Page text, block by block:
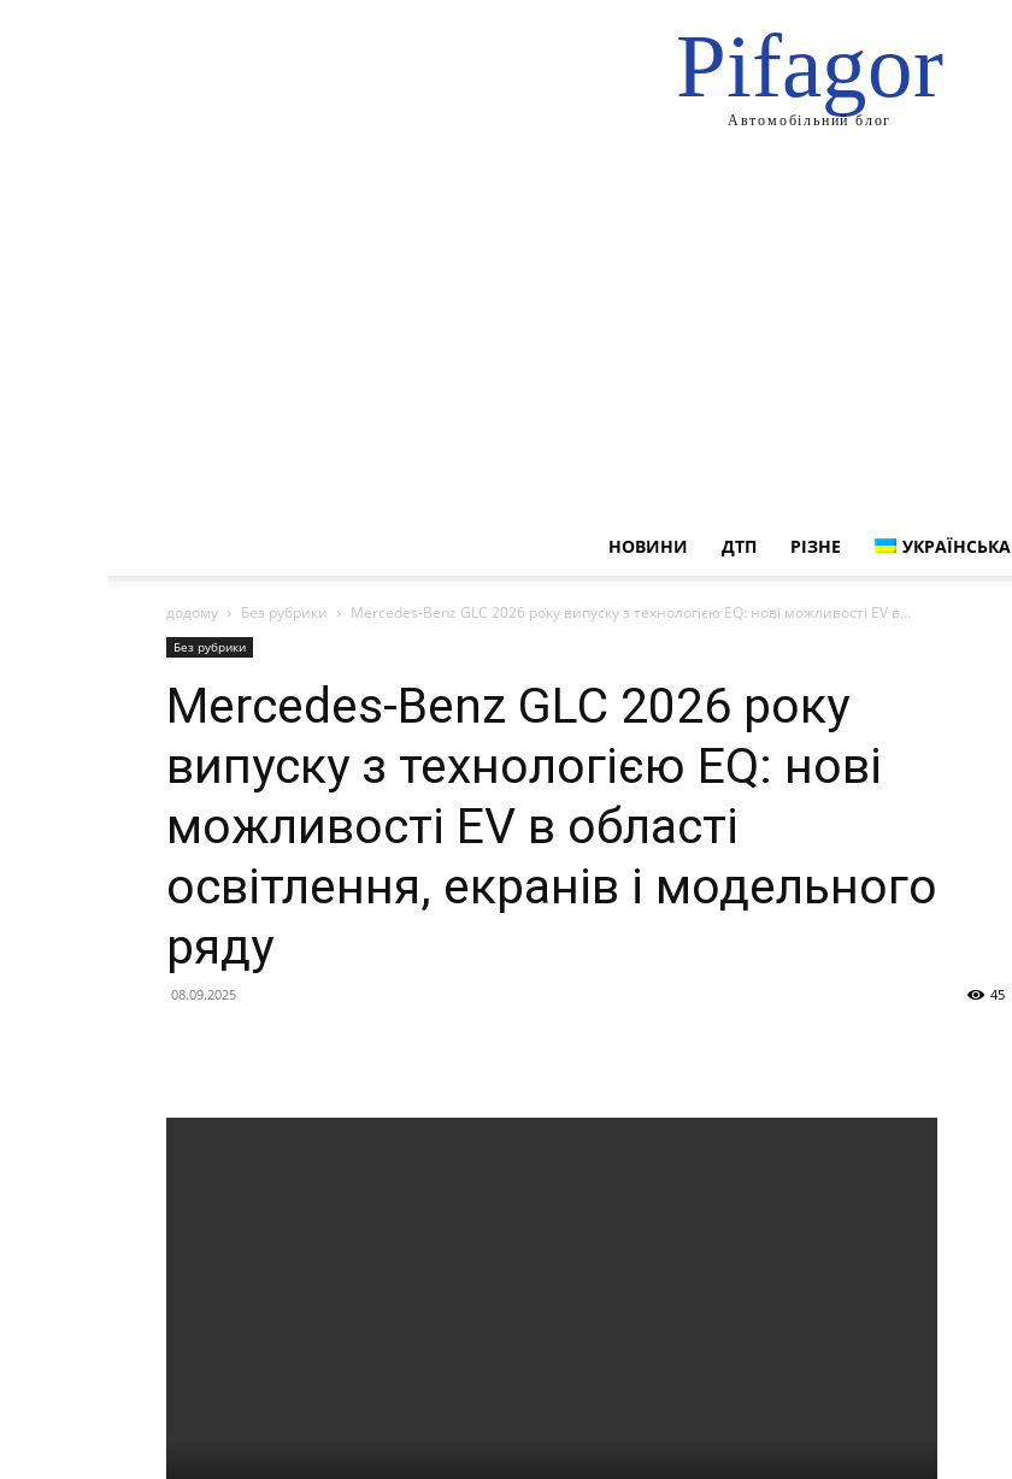
Pifagor
Автомобільний блог
НОВИНИ ДТП РІЗНЕ УКРАЇНСЬКА
додому Без рубрики Mercedes-Benz GLC 2026 року випуску з технологією EQ: нові можливості EV в...
Без рубрики
Mercedes-Benz GLC 2026 року
випуску з технологією EQ: нові
можливості EV в області
освітлення, екранів і модельного
ряду
08.09.2025 45